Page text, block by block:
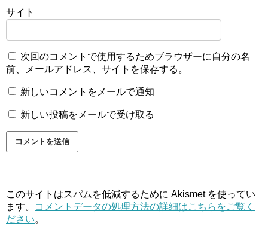
サイト
次回のコメントで使用するためブラウザーに自分の名
前、メールアドレス、サイトを保存する。
新しいコメントをメールで通知
新しい投稿をメールで受け取る
このサイトはスパムを低減するために Akismet を使ってい
ます。
コメントデータの処理方法の詳細はこちらをご覧く
ださい。